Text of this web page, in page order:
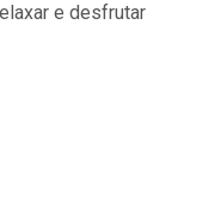
e desfrutar